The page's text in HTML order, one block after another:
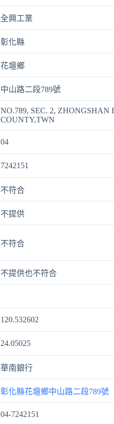
全興工業
彰化縣
花壇鄉
中山路二段789號
NO.789, SEC. 2,
COUNTY,TWN
04
7242151
不符合
不提供
不符合
不提供也不符合
120.532602
24.05025
華南銀行
彰化縣花壇鄉中山路二段789號
04-7242151